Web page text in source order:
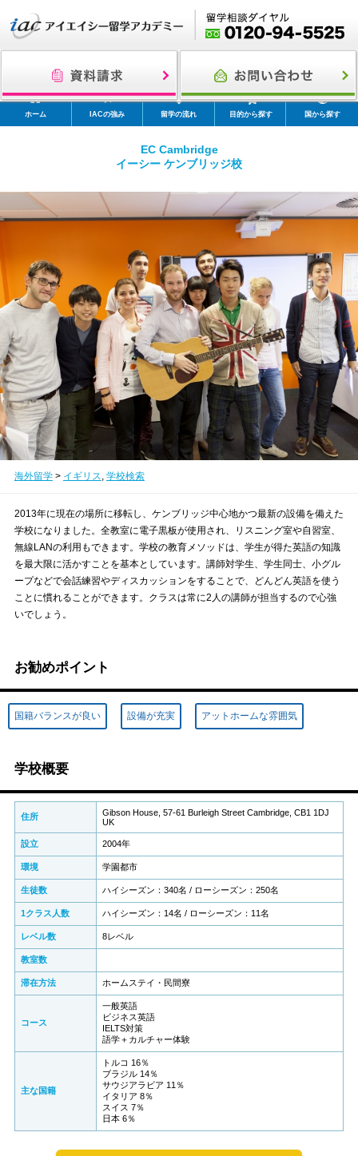
ホーム IACの強み 留学の流れ 目的から探す 国から探す
EC Cambridge
イーシー ケンブリッジ校
海外留学> イギリス, 学校検索
2013年に現在の場所に移転し、ケンブリッジ中心地かつ最新の設備を備えた
学校になりました。全教室に電子黒板が使用され、リスニング室や自習室、
無線LANの利用もできます。学校の教育メソッドは、学生が得た英語の知識
を最大限に活かすことを基本としています。講師対学生、学生同士、小グル
ープなどで会話練習やディスカッションをすることで、どんどん英語を使う
ことに慣れることができます。クラスは常に2人の講師が担当するので心強
いでしょう。
お勧めポイント
国籍バランスが良い 設備が充実 アットホームな雰囲気
学校概要
住所
Gibson House, 57-61 Burleigh Street Cambridge, CB1 1DJ
UK
設立 2004年
環境 学園都市
生徒数 ハイシーズン：340名 / ローシーズン：250名
1クラス人数 ハイシーズン：14名 / ローシーズン：11名
レベル数 8レベル
教室数
滞在方法 ホームステイ・民間寮
コース
一般英語
ビジネス英語
IELTS対策
語学＋カルチャー体験
主な国籍
トルコ 16％
ブラジル 14％
サウジアラビア 11％
イタリア 8％
スイス 7％
日本 6％